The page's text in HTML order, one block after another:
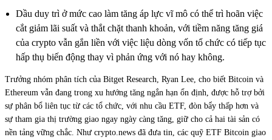
Dầu duy trì ở mức cao làm tăng áp lực vĩ mô có thể trì hoãn việc
cắt giảm lãi suất và thắt chặt thanh khoản, với tiềm năng tăng giá
của crypto vẫn gắn liền với việc liệu dòng vốn tổ chức có tiếp tục
hấp thụ biến động thay vì phản ứng với nó hay không.
Trưởng nhóm phân tích của Bitget Research, Ryan Lee, cho biết Bitcoin và
Ethereum vẫn đang trong xu hướng tăng ngắn hạn ổn định, được hỗ trợ bởi
sự phân bổ liên tục từ các tổ chức, với nhu cầu ETF, đòn bẩy thấp hơn và
sự tham gia thị trường giao ngay ngày càng tăng, giữ cho cả hai tài sản có
nền tảng vững chắc. Như crypto.news đã đưa tin, các quỹ ETF Bitcoin giao